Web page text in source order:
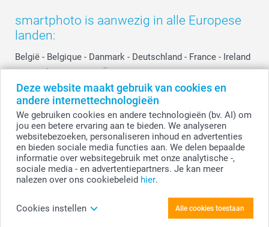
Deze website maakt gebruik van cookies en
andere internettechnologieën
We gebruiken cookies en andere technologieën (bv. AI) om
jou een betere ervaring aan te bieden. We analyseren
websitebezoeken, personaliseren inhoud en advertenties
en bieden sociale media functies aan. We delen bepaalde
informatie over websitegebruik met onze analytische -,
sociale media - en advertentiepartners. Je kan meer
nalezen over ons cookiebeleid hier.
Cookies instellen Alle cookies toestaan
Privacy
Cookiebeleid
Reviews
Prijslijst
Investor Relations
smartbonus
smartfriends
service@smartphoto.nl
Affiliate partnerprogramma
Partnerships
Influencer partnerprogramma
Moederdag
Vaderdag
Huwelijk
smartphoto is aanwezig in alle Europese
landen:
België - Belgique - Danmark - Deutschland - France - Ireland
- Nederland - Norge - Österreich - Schweiz - Suisse -
Switzerland - Suomi - Sverige - United Kingdom -
Other Countries
Alle prijzen zijn in EURO (€) inclusief BTW en exclusief verzendkosten.